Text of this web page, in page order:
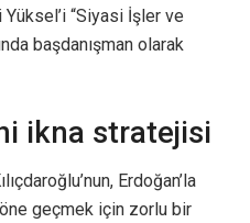
“Siyasi İşler ve
başdanışman olarak
ikna stratejisi
Erdoğan’la
öne geçmek için zorlu bir